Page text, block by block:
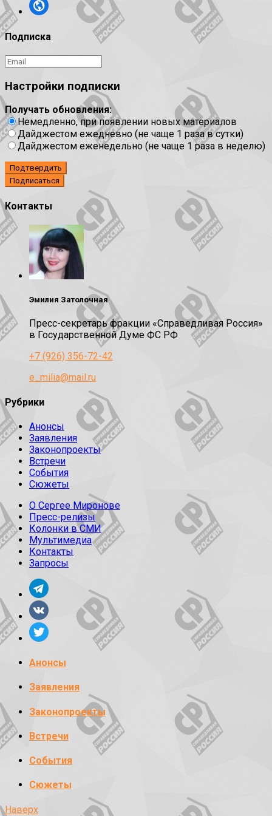
Подписка
Настройки подписки
Получать обновления:
Немедленно, при появлении новых материалов
Дайджестом ежедневно (не чаще 1 раза в сутки)
Дайджестом еженедельно (не чаще 1 раза в неделю)
Подтвердить
Контакты
Эмилия Затолочная
Пресс-секретарь фракции «Справедливая Россия»
в Государственной Думе ФС РФ
+7 (926) 356-72-42
e_milia@mail.ru
Рубрики
Анонсы
Заявления
Законопроекты
Встречи
События
Сюжеты
О Сергее Миронове
Пресс-релизы
Колонки в СМИ
Мультимедиа
Контакты
Запросы
Анонсы
Заявления
Законопроекты
Встречи
События
Сюжеты
Наверх